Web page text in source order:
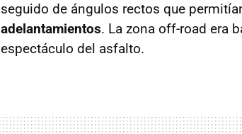
seguido de ángulos rectos que
adelantamientos. La zona off-road era
espectáculo del asfalto.